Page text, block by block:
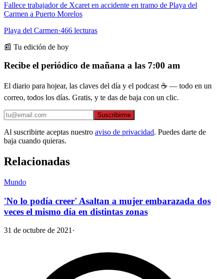
Fallece trabajador de Xcaret en accidente en tramo de Playa del
Carmen a Puerto Morelos
Playa del Carmen·466 lecturas
📰 Tu edición de hoy
Recibe el periódico de mañana a las 7:00 am
El diario para hojear, las claves del día y el podcast ☕ — todo en un
correo, todos los días. Gratis, y te das de baja con un clic.
Suscribirme
Al suscribirte aceptas nuestro aviso de privacidad. Puedes darte de
baja cuando quieras.
Relacionadas
Mundo
'No lo podía creer' Asaltan a mujer embarazada dos
veces el mismo día en distintas zonas
31 de octubre de 2021 ·